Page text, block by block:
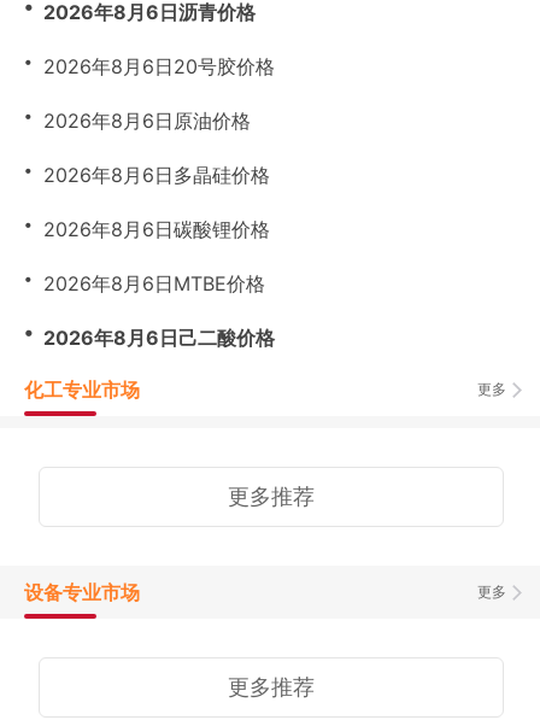
・ 2026年8月6日沥青价格
・ 2026年8月6日20号胶价格
・ 2026年8月6日原油价格
・ 2026年8月6日多晶硅价格
・ 2026年8月6日碳酸锂价格
・ 2026年8月6日MTBE价格
・ 2026年8月6日己二酸价格
更多
化工专业市场
更多推荐
更多
设备专业市场
更多推荐